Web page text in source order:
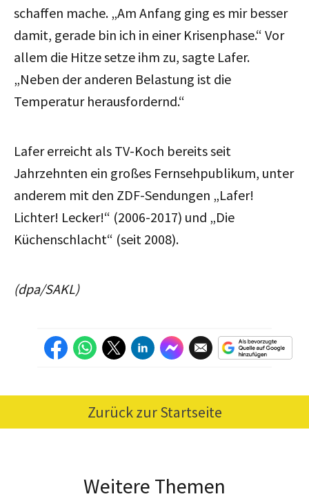
schaffen mache. „Am Anfang ging es mir besser
damit, gerade bin ich in einer Krisenphase.“ Vor
allem die Hitze setze ihm zu, sagte Lafer.
„Neben der anderen Belastung ist die
Temperatur herausfordernd.“
Lafer erreicht als TV-Koch bereits seit
Jahrzehnten ein großes Fernsehpublikum, unter
anderem mit den ZDF-Sendungen „Lafer!
Lichter! Lecker!“ (2006-2017) und „Die
Küchenschlacht“ (seit 2008).
(dpa/SAKL)
Zurück zur Startseite
Weitere Themen